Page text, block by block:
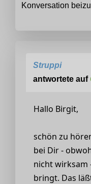
Konversation
Struppi
antwortete auf
Hallo Birgit,
schön zu
bei Dir -
nicht wirksam
bringt. Das